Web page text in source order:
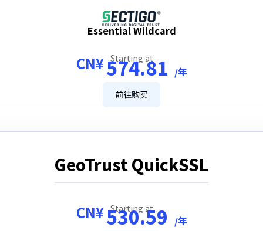
Essential Wildcard
Starting at
CN¥574.81 /年
前往购买
GeoTrust QuickSSL
Starting at
CN¥530.59 /年